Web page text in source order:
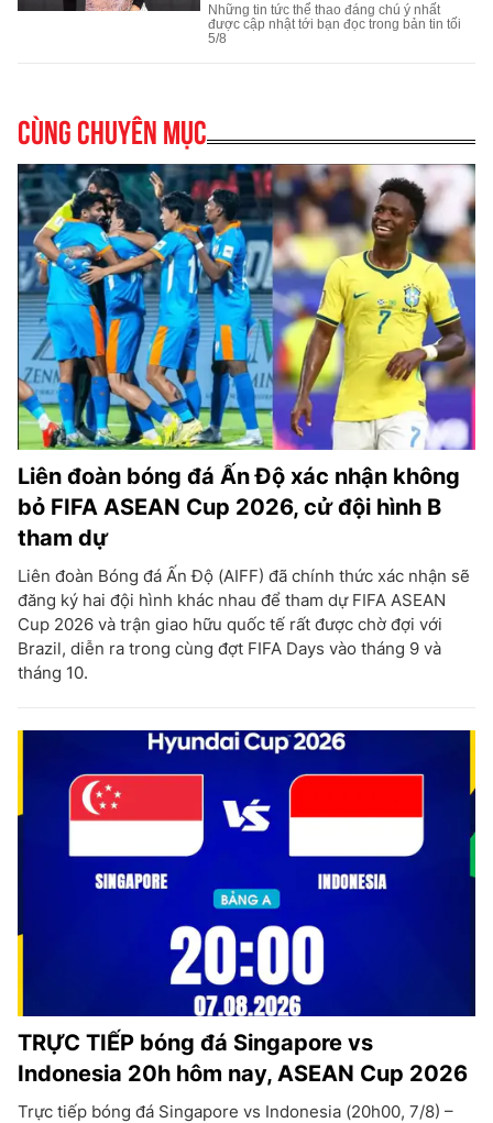
Cùng chuyên mục
Liên đoàn bóng đá Ấn Độ xác nhận không
bỏ FIFA ASEAN Cup 2026, cử đội hình B
tham dự
Liên đoàn Bóng đá Ấn Độ (AIFF) đã chính thức xác nhận sẽ
đăng ký hai đội hình khác nhau để tham dự FIFA ASEAN
Cup 2026 và trận giao hữu quốc tế rất được chờ đợi với
Brazil, diễn ra trong cùng đợt FIFA Days vào tháng 9 và
tháng 10.
TRỰC TIẾP bóng đá Singapore vs
Indonesia 20h hôm nay, ASEAN Cup 2026
Trực tiếp bóng đá Singapore vs Indonesia (20h00, 7/8) –